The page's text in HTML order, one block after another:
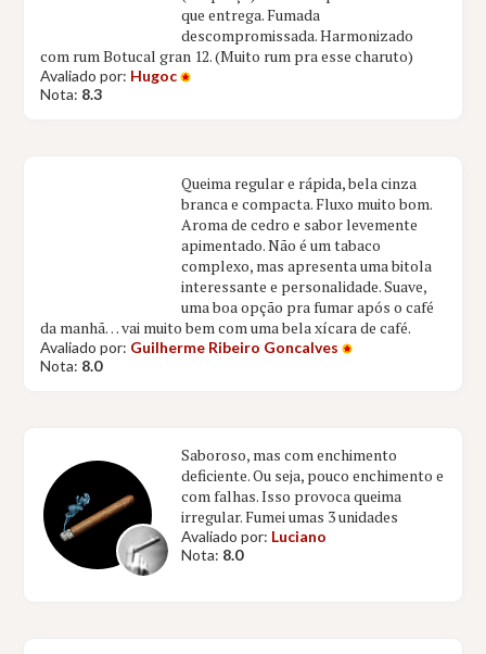
que entrega. Fumada
descompromissada. Harmonizado
com rum Botucal gran 12. (Muito rum pra esse charuto)
Avaliado por: Hugoc
Nota: 8.3
Queima regular e rápida, bela cinza
branca e compacta. Fluxo muito bom.
Aroma de cedro e sabor levemente
apimentado. Não é um tabaco
complexo, mas apresenta uma bitola
interessante e personalidade. Suave,
uma boa opção pra fumar após o café
da manhã… vai muito bem com uma bela xícara de café.
Avaliado por: Guilherme Ribeiro Goncalves
Nota: 8.0
Saboroso, mas com enchimento
deficiente. Ou seja, pouco enchimento e
com falhas. Isso provoca queima
irregular. Fumei umas 3 unidades
Avaliado por: Luciano
Nota: 8.0